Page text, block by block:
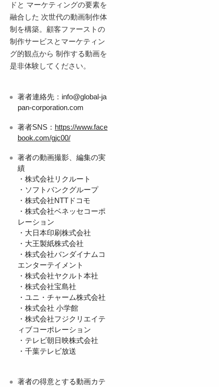
ドと マーケティングの要素を
融合した 次世代の動画制作体
制を構築。顧客ファーストの
制作サービスとマーケティン
グ的観点から 制作する動画を
是非体験してください。
著者連絡先：info@global-ja
pan-corporation.com
著者SNS： https://www.face
book.com/gjc00/
著者の動画撮影、編集の実
績
・株式会社リクルート
・ソフトバンクグループ
・株式会社NTTドコモ
・株式会社ベネッセコーポ
レーション
・大日本印刷株式会社
・大王製紙株式会社
・株式会社バンダイナムコ
エンターテイメント
・株式会社ヤクルト本社
・株式会社宝島社
・ユニ・チャーム株式会社
・株式会社 小学館
・株式会社フジクリエイテ
ィブコーポレーション
・テレビ朝日映株式会社
・千葉テレビ放送
著者の得意とする動画カテ